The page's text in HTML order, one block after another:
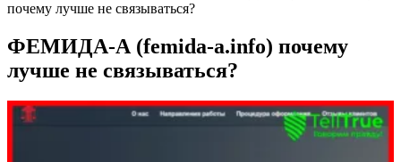
почему лучше не связываться?
ФЕМИДА-А (femida-a.info) почему
лучше не связываться?